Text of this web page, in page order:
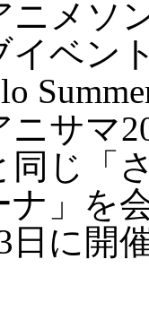
ニメソ
イベン
ニサマ
同じ「
ナ」を
日に開